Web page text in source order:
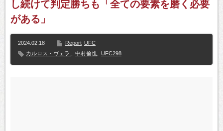
し続けて判定勝ちも「全ての要素を磨く必要
がある」
2024.02.18 Report UFC
カルロス・ヴェラ.
中村倫也 UFC298